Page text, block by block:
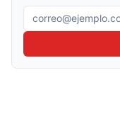
Correo